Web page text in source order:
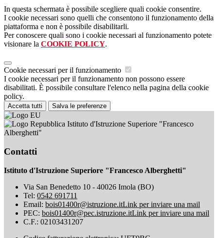
In questa schermata è possibile scegliere quali cookie consentire.
I cookie necessari sono quelli che consentono il funzionamento della
piattaforma e non è possibile disabilitarli.
Per conoscere quali sono i cookie necessari al funzionamento potete
visionare la COOKIE POLICY.
Cookie necessari per il funzionamento
I cookie necessari per il funzionamento non possono essere
disabilitati. È possibile consultare l'elenco nella pagina della cookie
policy.
Accetta tutti Salva le preferenze
Istituto d'Istruzione Superiore "Francesco
Alberghetti"
Contatti
Istituto d'Istruzione Superiore "Francesco Alberghetti"
Via San Benedetto 10 - 40026 Imola (BO)
Tel: 0542 691711
Email: bois01400r@istruzione.itLink per inviare una mail
PEC: bois01400r@pec.istruzione.itLink per inviare una mail
C.F.: 02103431207